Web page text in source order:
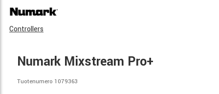
Controllers
Numark Mixstream Pro+
Tuotenumero 1079363